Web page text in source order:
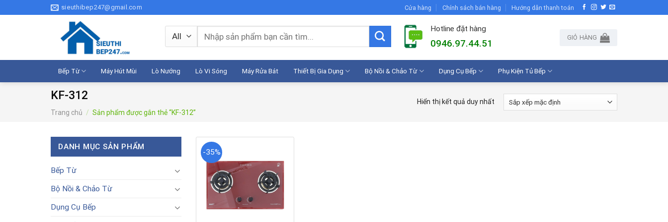
to
sieuthibep247@gmail.com Cửa hàng Chính sách bán hàng Hướng dẫn thanh toán
Tìm
kiếm:
Hotline đặt hàng
0946.97.44.51
GIỎ HÀNG
Bếp Từ Máy Hút Mùi Lò Nướng Lò Vi Sóng Máy Rửa Bát Thiết Bị Gia Dụng Bộ Nồi & Chảo Từ Dụng Cụ Bếp Phụ Kiện Tủ Bếp
KF-312
Trang chủ / Sản phẩm được gắn thẻ “KF-312”
Hiển thị kết quả duy nhất
DANH MỤC SẢN PHẨM
Bếp Từ
Bộ Nồi & Chảo Từ
Dụng Cụ Bếp
-35%